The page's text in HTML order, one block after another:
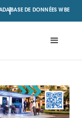
BASE DE DONNÉES WBE